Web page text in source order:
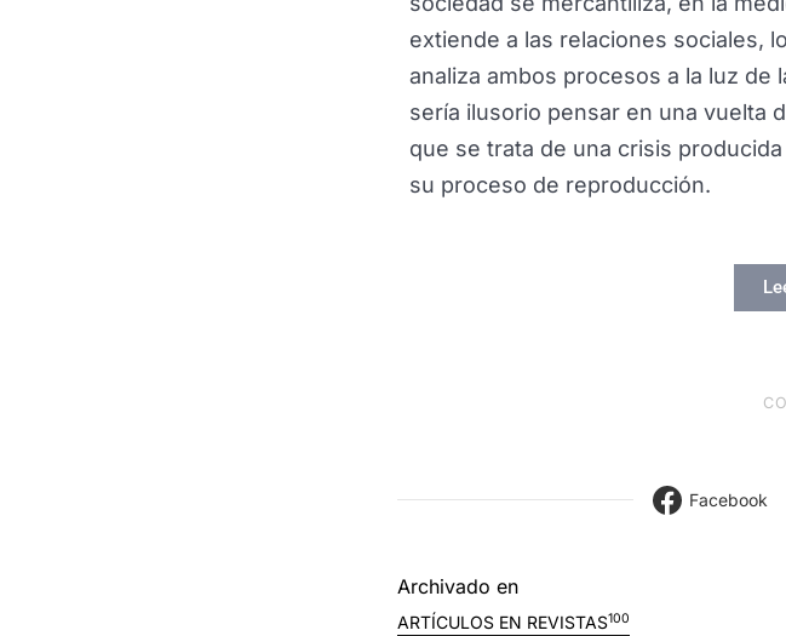
extiende a las relaciones sociales,
analiza ambos procesos a la luz de
sería ilusorio pensar en una vuelta
que se trata de una crisis
su proceso de reproducción.
Facebook
Archivado en
ARTÍCULOS EN REVISTAS100